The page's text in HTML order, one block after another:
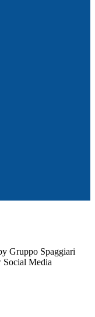
Gruppo Spaggiari
Media